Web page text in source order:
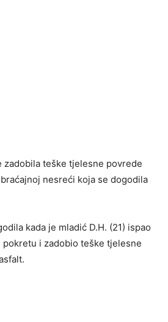
zadobila teške tjelesne povrede
nesreći koja se dogodila
kada je mladić D.H. (21) ispao
pokretu i zadobio teške tjelesne